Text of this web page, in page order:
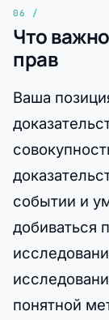
Что
прав
Ваша
событии и
добиваться
понятной